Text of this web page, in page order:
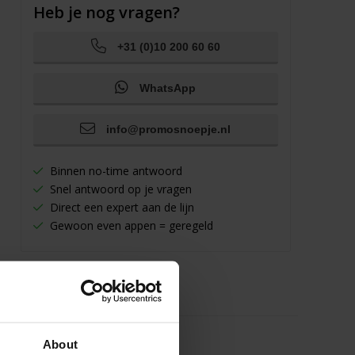
About
Heb je nog vragen?
+31 (0)10 200 60 60
WhatsApp
info@promosnoepje.nl
Binnen no-time antwoord
Snel antwoord op je vragen
Direct een expert aan de lijn
Gewoon even appen = geregeld